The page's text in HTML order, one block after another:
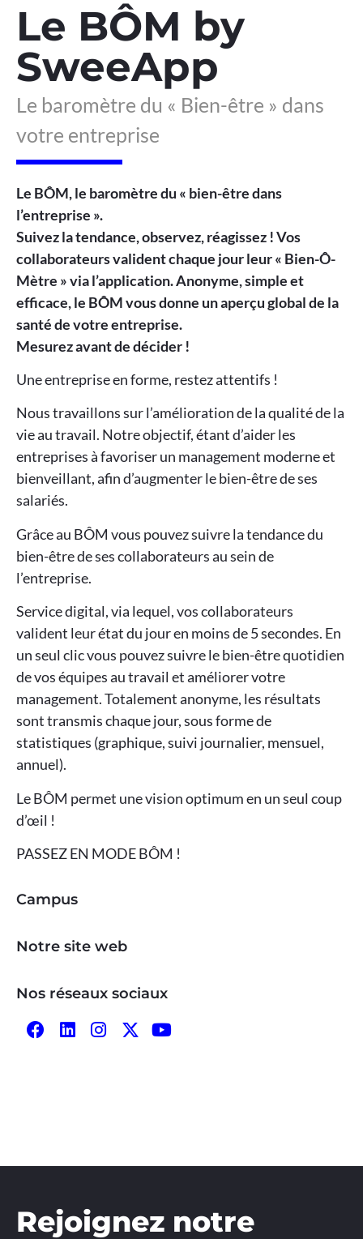
Le BÔM by
SweeApp
Le baromètre du « Bien-être » dans
votre entreprise
Le BÔM, le baromètre du « bien-être dans
l’entreprise ».
Suivez la tendance, observez, réagissez ! Vos
collaborateurs valident chaque jour leur « Bien-Ô-
Mètre » via l’application. Anonyme, simple et
efficace, le BÔM vous donne un aperçu global de la
santé de votre entreprise.
Mesurez avant de décider !
Une entreprise en forme, restez attentifs !
Nous travaillons sur l’amélioration de la qualité de la
vie au travail. Notre objectif, étant d’aider les
entreprises à favoriser un management moderne et
bienveillant, afin d’augmenter le bien-être de ses
salariés.
Grâce au BÔM vous pouvez suivre la tendance du
bien-être de ses collaborateurs au sein de
l’entreprise.
Service digital, via lequel, vos collaborateurs
valident leur état du jour en moins de 5 secondes. En
un seul clic vous pouvez suivre le bien-être quotidien
de vos équipes au travail et améliorer votre
management. Totalement anonyme, les résultats
sont transmis chaque jour, sous forme de
statistiques (graphique, suivi journalier, mensuel,
annuel).
Le BÔM permet une vision optimum en un seul coup
d’œil !
PASSEZ EN MODE BÔM !
Campus
Notre site web
Nos réseaux sociaux
Rejoignez notre